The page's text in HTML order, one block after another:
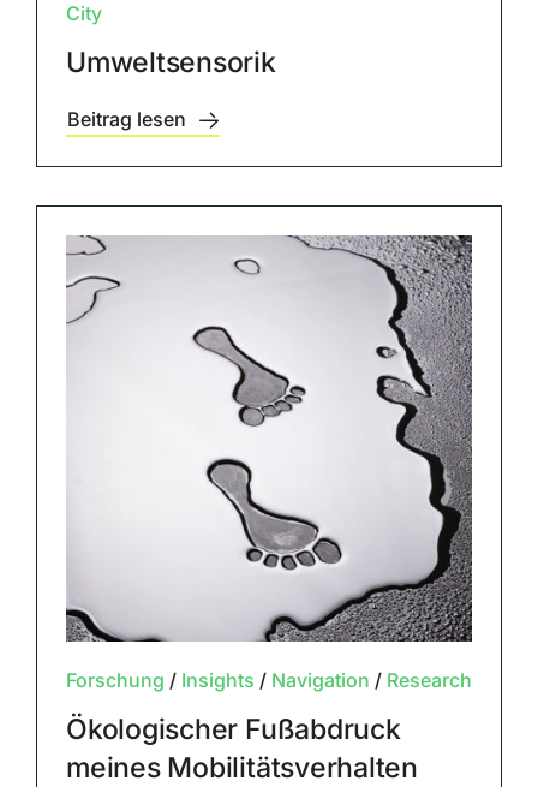
City
Umweltsensorik
Beitrag lesen
Forschung / Insights / Navigation / Research
Ökologischer Fußabdruck
meines Mobilitätsverhalten